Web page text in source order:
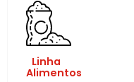
Linha
Alimentos